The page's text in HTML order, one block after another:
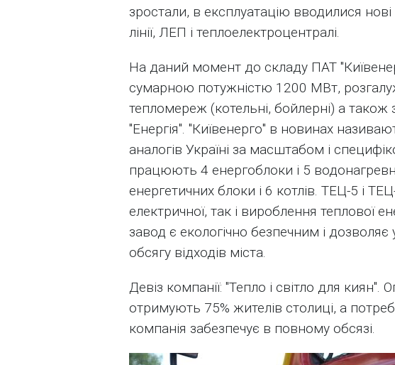
зростали, в експлуатацію вводилися нові
лінії, ЛЕП і теплоелектроцентралі.
На даний момент до складу ПАТ
сумарною потужністю 1200 МВт,
тепломереж (котельні, бойлерні) а також
"Енергія". "Київенерго" в новинах
аналогів Україні за масштабом і
працюють 4 енергоблоки і 5
енергетичних блоки і 6 котлів. ТЕЦ-5 і
електричної, так і вироблення теплової
завод є екологічно безпечним і дозволяє
обсягу відходів міста.
Девіз компанії: "Тепло і світло для киян".
отримують 75% жителів столиці, а
компанія забезпечує в повному обсязі.